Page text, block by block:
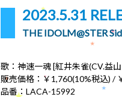
2023.5.31
THE IDOLM@STER
歌：神速一魂 [紅井朱雀(CV.益
販売価格：￥1,760(10%税込) /
品番：LACA-15992